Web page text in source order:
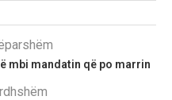
mbi mandatin që po marrin